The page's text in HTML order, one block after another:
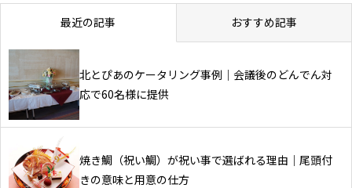
最近の記事 おすすめ記事
北とぴあのケータリング事例｜会議後のどんでん対
応で60名様に提供
焼き鯛（祝い鯛）が祝い事で選ばれる理由｜尾頭付
きの意味と用意の仕方